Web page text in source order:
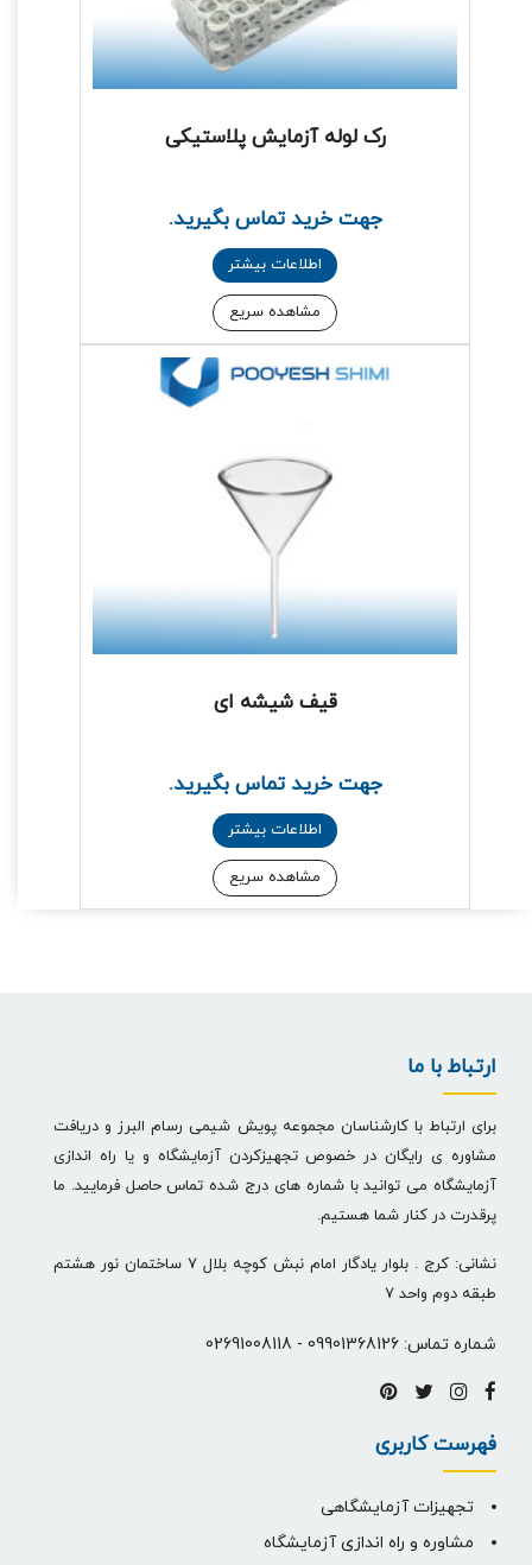
رک لوله آزمایش پلاستیکی
جهت خرید تماس بگیرید.
اطلاعات بیشتر
مشاهده سریع
قیف شیشه ای
جهت خرید تماس بگیرید.
اطلاعات بیشتر
مشاهده سریع
ارتباط با ما
برای ارتباط با کارشناسان مجموعه پویش شیمی رسام البرز و دریافت
مشاوره ی رایگان در خصوص تجهیزکردن آزمایشگاه و یا راه اندازی
آزمایشگاه می توانید با شماره های درج شده تماس حاصل فرمایید. ما
پرقدرت در کنار شما هستیم.
نشانی: کرج . بلوار یادگار امام نبش کوچه بلال 7 ساختمان نور هشتم
طبقه دوم واحد 7
شماره تماس: 09901368126
-
02691008118
فهرست کاربری
تجهیزات آزمایشگاهی
مشاوره و راه اندازی آزمایشگاه